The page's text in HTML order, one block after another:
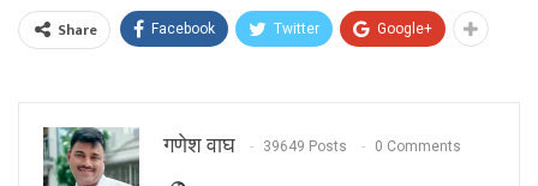
Share Facebook Twitter Google+
गणेश वाघ 39649 Posts 0 Comments